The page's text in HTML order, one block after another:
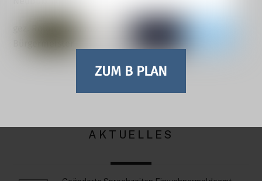
ZUM B PLAN
AKTUELLES